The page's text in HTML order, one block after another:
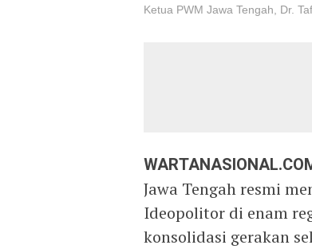
Ketua PWM Jawa Tengah, Dr.
Jawa Tengah resmi
Ideopolitor di enam
konsolidasi gerakan